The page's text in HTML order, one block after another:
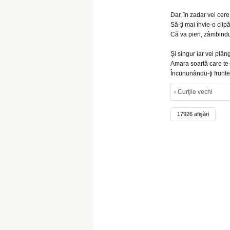
Dar, în zadar vei
Să-ţi mai învie-o
Că va pieri,
Şi singur iar vei
Amara soartă care
Încununându-ţi
‹ Curţile vechi
17926 afişări